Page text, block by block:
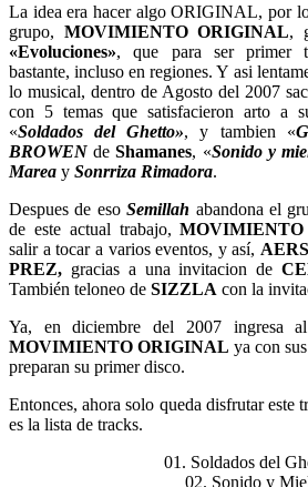
La idea era hacer algo ORIGINAL, por
grupo, MOVIMIENTO ORIGINAL,
«Evoluciones», que para ser primer
bastante, incluso en regiones. Y asi
lo musical, dentro de Agosto del 2007
con 5 temas que satisfacieron arto a
«Soldados del Ghetto», y tambien «
BROWEN deShamanes, «Sonido y
Marea y Sonrriza Rimadora.
Despues de esoSemillah abandona el
de este actual trabajo,
salir a tocar a varios eventos, y así,
PREZ, gracias a una invitacion de
También teloneo de SIZZLA con la
Ya, en diciembre del 2007 ingresa
MOVIMIENTO ORIGINAL ya con
preparan su primer disco.
Entonces, ahora solo queda disfrutar este
es la lista de tracks.
01. Soldados del
02. Sonido y